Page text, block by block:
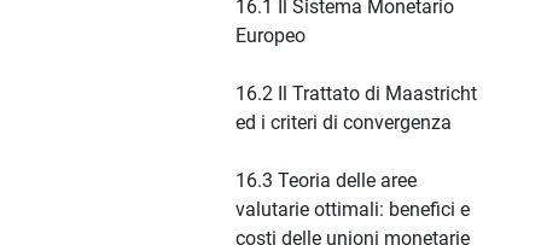
16.1 Il Sistema Monetario
Europeo
16.2 Il Trattato di Maastricht
ed i criteri di convergenza
16.3 Teoria delle aree
valutarie ottimali: benefici e
costi delle unioni monetarie